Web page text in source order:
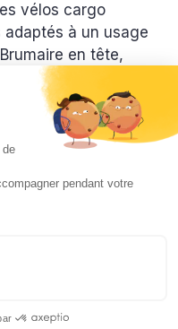
vélos cargo
adaptés à un usage
en tête,
du Decathlon E-
3 et du Gaya
autonomie,
sont passés au
faire le bon
de
pendant votre